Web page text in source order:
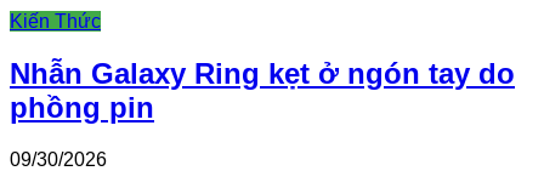
Kiến Thức
Nhẫn Galaxy Ring kẹt ở ngón tay do
phồng pin
09/30/2026